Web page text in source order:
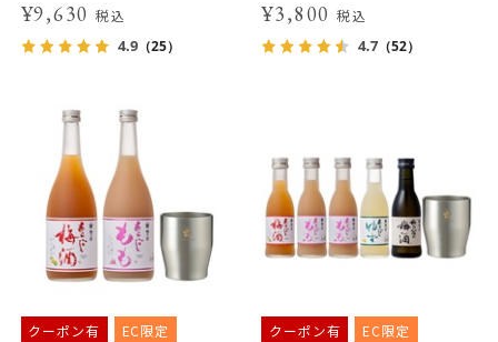
¥9,630税込
4.9（25）
¥3,800 税込
4.7 （52）
クーポン有 EC限定 クーポン有 EC限定